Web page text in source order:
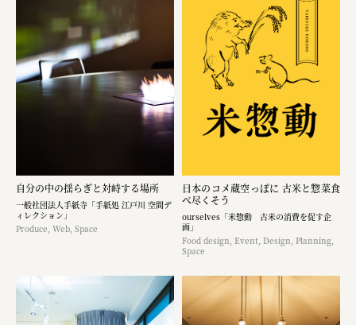
自分の中の揺らぎと対峙する場所
一般社団法人手紙寺「手紙処 江戸川 空間デ
ィレクション」
Produce, Web, Space
日本のコメ蔵空っぽに 古米と惣菜食
べ尽くそう
ourselves「米惣動 古米の消費を促す企
画」
Food design, Event, Design, Planning,
Space